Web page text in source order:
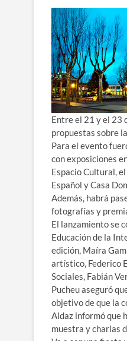
Entre el 21 y el 23
propuestas sobre
Para el evento
con exposiciones
Espacio Cultural,
Español y Casa
Además, habrá
fotografías y
El lanzamiento se
Educación de la
edición, Maíra
artístico, Federico
Sociales, Fabián
Pucheu aseguró
objetivo de que la
Aldaz informó que
muestra y charlas